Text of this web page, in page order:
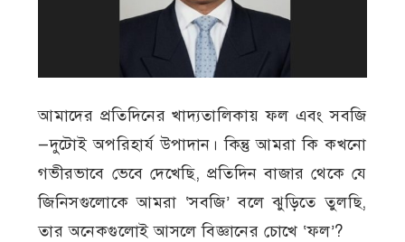
আমাদের প্রতিদিনের খাদ্যতালিকায় ফল এবং সবজি
—দুটোই অপরিহার্য উপাদান। কিন্তু আমরা কি কখনো
গভীরভাবে ভেবে দেখেছি, প্রতিদিন বাজার থেকে যে
জিনিসগুলোকে আমরা ‘সবজি’ বলে ঝুড়িতে তুলছি,
তার অনেকগুলোই আসলে বিজ্ঞানের চোখে ‘ফল’?